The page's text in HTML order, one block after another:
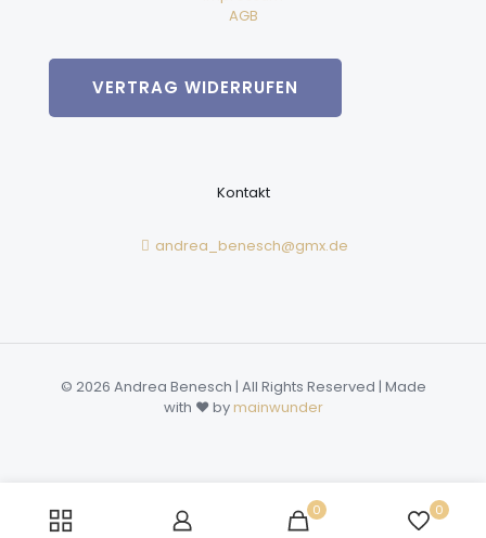
AGB
VERTRAG WIDERRUFEN
Kontakt
andrea_benesch@gmx.de
© 2026 Andrea Benesch | All Rights Reserved | Made
with ❤️ by mainwunder
0 0